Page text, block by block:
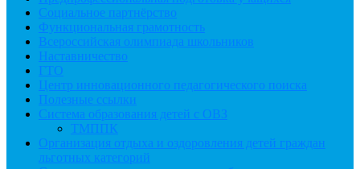
Социальное партнёрство
Функциональная грамотность
Всероссийская олимпиада школьников
Наставничество
ГТО
Центр инновационного педагогического поиска
Полезные ссылки
Система образования детей с ОВЗ
ТМППК
Организация отдыха и оздоровления детей граждан
льготных категорий